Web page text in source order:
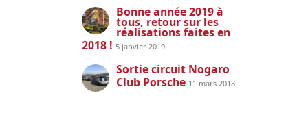
Bonne année 2019 à
tous, retour sur les
réalisations faites en
2018 ! 5 janvier 2019
Sortie circuit Nogaro
Club Porsche 11 mars 2018